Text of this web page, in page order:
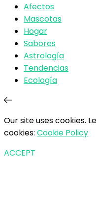
Afectos
Mascotas
Hogar
Sabores
Astrología
Tendencias
Ecología
Our site uses cookies.
cookies: Cookie Policy
ACCEPT